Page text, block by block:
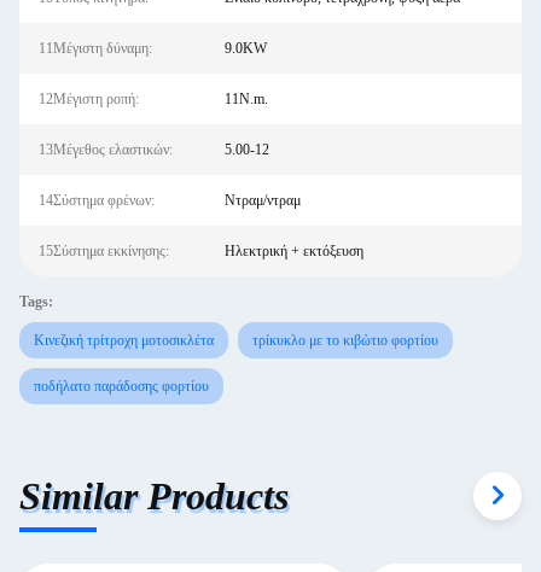
11Μέγιστη δύναμη: 9.0KW
12Μέγιστη ροπή: 11N.m.
13Μέγεθος ελαστικών: 5.00-12
14Σύστημα φρένων: Ντραμ/ντραμ
15Σύστημα εκκίνησης: Ηλεκτρική + εκτόξευση
Tags:
Κινεζική τρίτροχη μοτοσικλέτα τρίκυκλο με το κιβώτιο φορτίου
ποδήλατο παράδοσης φορτίου
Similar Products